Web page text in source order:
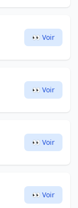
👀 Voir
👀 Voir
👀 Voir
👀 Voir